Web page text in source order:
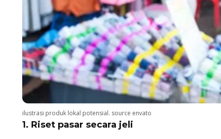
ilustrasi produk lokal potensial. source envato
1. Riset pasar secara jeli